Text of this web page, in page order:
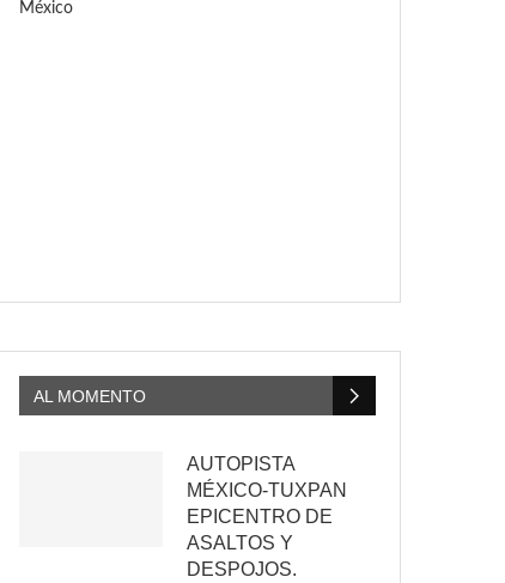
AL MOMENTO
AUTOPISTA
MÉXICO-TUXPAN
EPICENTRO DE
ASALTOS Y
DESPOJOS.